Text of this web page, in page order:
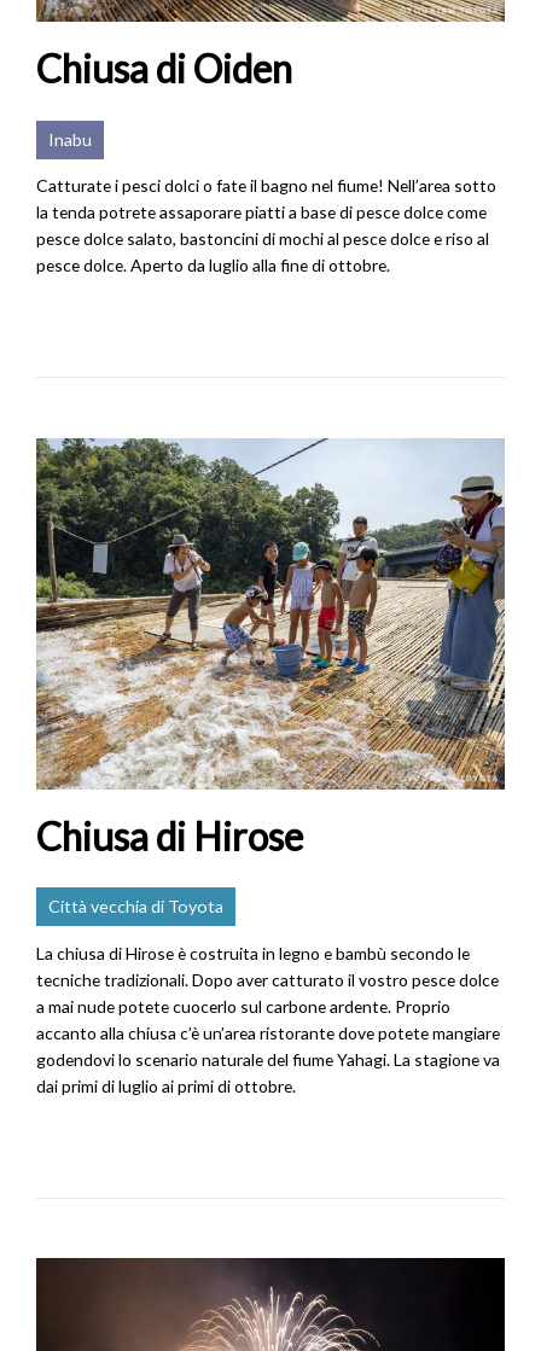
Chiusa di Oiden
Inabu
Catturate i pesci dolci o fate il bagno nel fiume! Nell’area sotto
la tenda potrete assaporare piatti a base di pesce dolce come
pesce dolce salato, bastoncini di mochi al pesce dolce e riso al
pesce dolce. Aperto da luglio alla fine di ottobre.
Chiusa di Hirose
Città vecchia di Toyota
La chiusa di Hirose è costruita in legno e bambù secondo le
tecniche tradizionali. Dopo aver catturato il vostro pesce dolce
a mai nude potete cuocerlo sul carbone ardente. Proprio
accanto alla chiusa c’è un’area ristorante dove potete mangiare
godendovi lo scenario naturale del fiume Yahagi. La stagione va
dai primi di luglio ai primi di ottobre.